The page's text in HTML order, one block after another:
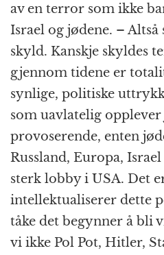
av en terror som ikke
Israel og jødene. – Altså
skyld. Kanskje skyldes
gjennom tidene er
synlige, politiske
som uavlatelig opplever
provoserende, enten
Russland, Europa,
sterk lobby i USA. Det
intellektualiserer dette
tåke det begynner å bli
vi ikke Pol Pot, Hitler,